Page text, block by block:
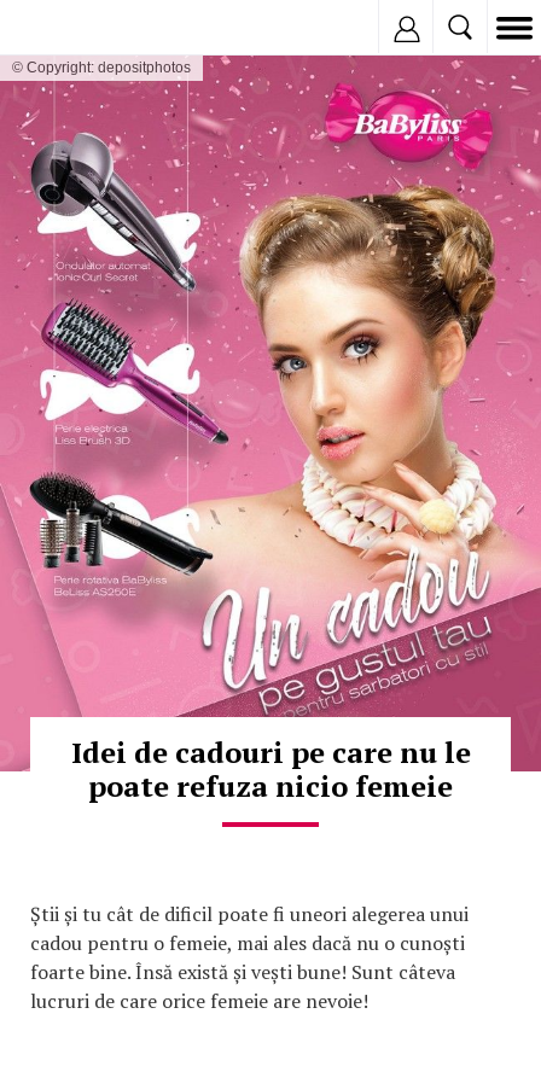
© Copyright: depositphotos
Idei de cadouri pe care nu le
poate refuza nicio femeie
Știi și tu cât de dificil poate fi uneori alegerea unui
cadou pentru o femeie, mai ales dacă nu o cunoști
foarte bine. Însă există și vești bune! Sunt câteva
lucruri de care orice femeie are nevoie!